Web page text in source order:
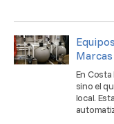
En Costa
sino el
local.